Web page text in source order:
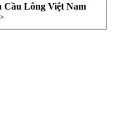
Lông Việt Nam